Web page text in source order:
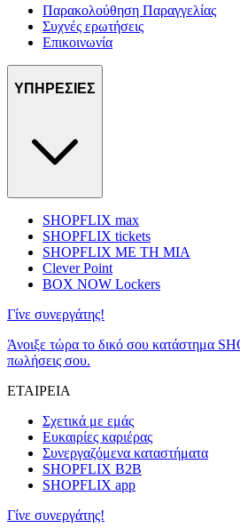
Παρακολούθηση Παραγγελίας
Συχνές ερωτήσεις
Επικοινωνία
ΥΠΗΡΕΣΙΕΣ
SHOPFLIX max
SHOPFLIX tickets
SHOPFLIX ΜΕ ΤΗ ΜΙΑ
Clever Point
BOX NOW Lockers
Γίνε συνεργάτης!
Άνοιξε τώρα το δικό σου κατάστημα
πωλήσεις σου.
ΕΤΑΙΡΕΙΑ
Σχετικά με εμάς
Ευκαιρίες καριέρας
Συνεργαζόμενα καταστήματα
SHOPFLIX B2B
SHOPFLIX app
Γίνε συνεργάτης!